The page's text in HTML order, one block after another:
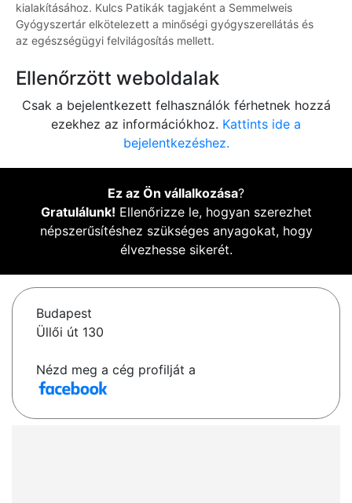
kialakításához. Kulcs Patikák tagjaként a Semmelweis
Gyógyszertár elkötelezett a minőségi gyógyszerellátás és
az egészségügyi felvilágosítás mellett.
Ellenőrzött weboldalak
Csak a bejelentkezett felhasználók férhetnek hozzá
ezekhez az információkhoz. Kattints ide a
bejelentkezéshez.
Ez az Ön vállalkozása?
Gratulálunk! Ellenőrizze le, hogyan szerezhet
népszerűsítéshez szükséges anyagokat, hogy
élvezhesse sikerét.
Budapest
Üllői út 130
Nézd meg a cég profilját a